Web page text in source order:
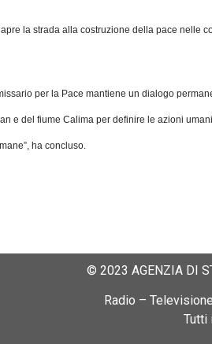
la strada alla costruzione della pace nelle
per la Pace mantiene un dialogo
e del fiume Calima per definire le azioni
ha concluso.
© 2023 AGENZIA DI
Radio –
Tutti